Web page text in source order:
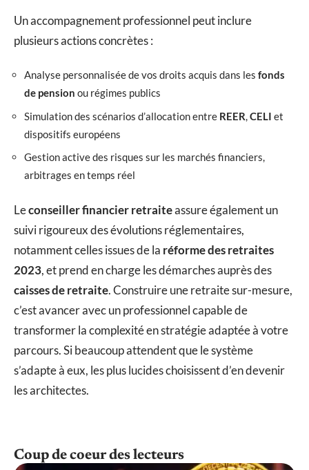
Un accompagnement professionnel peut inclure
plusieurs actions concrètes :
Analyse personnalisée de vos droits acquis dans les fonds
de pension ou régimes publics
Simulation des scénarios d’allocation entre REER,CELI et
dispositifs européens
Gestion active des risques sur les marchés financiers,
arbitrages en temps réel
Leconseiller financier retraiteassure également un
suivi rigoureux des évolutions réglementaires,
notamment celles issues de la réforme des retraites
2023, et prend en charge les démarches auprès des
caisses de retraite. Construire une retraite sur-mesure,
c’est avancer avec un professionnel capable de
transformer la complexité en stratégie adaptée à votre
parcours. Si beaucoup attendent que le système
s’adapte à eux, les plus lucides choisissent d’en devenir
les architectes.
Coup de coeur des lecteurs